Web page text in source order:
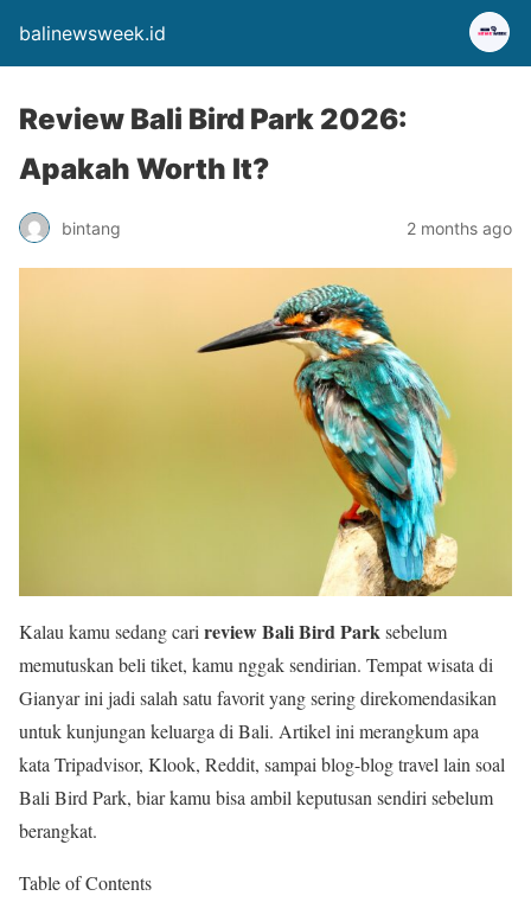
balinewsweek.id
Review Bali Bird Park 2026:
Apakah Worth It?
bintang 2 months ago
Kalau kamu sedang carireview Bali Bird Parksebelum
memutuskan beli tiket, kamu nggak sendirian. Tempat wisata di
Gianyar ini jadi salah satu favorit yang sering direkomendasikan
untuk kunjungan keluarga di Bali. Artikel ini merangkum apa
kata Tripadvisor, Klook, Reddit, sampai blog-blog travel lain soal
Bali Bird Park, biar kamu bisa ambil keputusan sendiri sebelum
berangkat.
Table of Contents